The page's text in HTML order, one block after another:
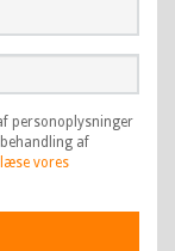
personoplysninger
af
vores